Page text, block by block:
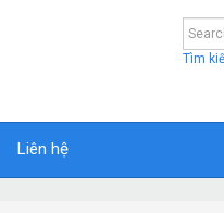
Tìm
Liên hệ